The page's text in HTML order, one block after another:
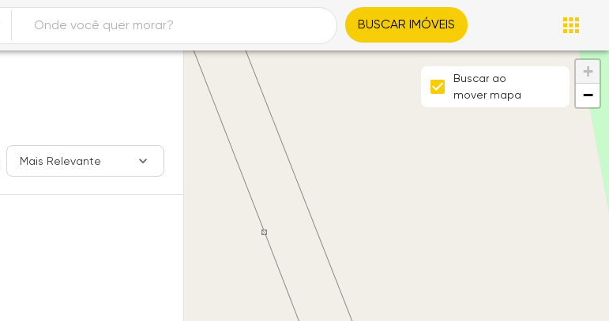
BUSCAR IMÓVEIS
Mais Relevante
+
−
Buscar ao
mover mapa